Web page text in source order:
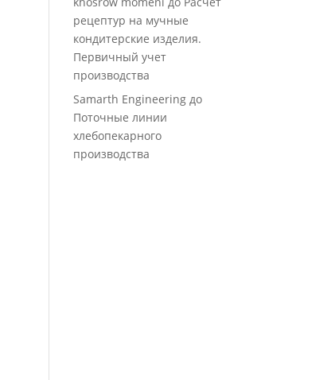
рецептур на мучные
кондитерские изделия.
Первичный учет
производства
Samarth Engineering до
Поточные линии
хлебопекарного
производства